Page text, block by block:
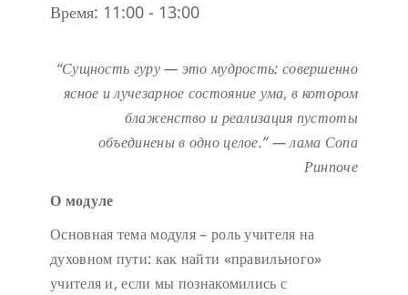
Время: 11:00 - 13:00
“Сущность гуру — это мудрость: совершенно
ясное и лучезарное состояние ума, в котором
блаженство и реализация пустоты
объединены в одно целое.” — лама Сопа
Ринпоче
О модуле
Основная тема модуля – роль учителя на
духовном пути: как найти «правильного»
учителя и, если мы познакомились с